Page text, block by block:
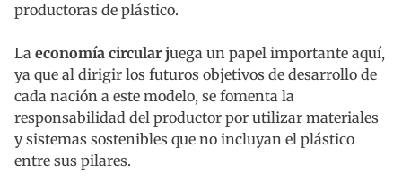
productoras de plástico.
La economía circular juega un papel importante aquí,
ya que al dirigir los futuros objetivos de desarrollo de
cada nación a este modelo, se fomenta la
responsabilidad del productor por utilizar materiales
y sistemas sostenibles que no incluyan el plástico
entre sus pilares.